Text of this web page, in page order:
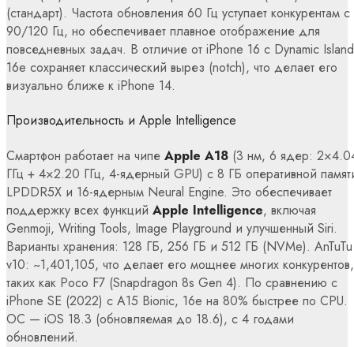
(стандарт). Частота обновления 60 Гц уступает конкурентам с
90/120 Гц, но обеспечивает плавное отображение для
повседневных задач. В отличие от iPhone 16 с Dynamic
16e сохраняет классический вырез (notch), что делает его
визуально ближе к iPhone 14.
Производительность и Apple Intelligence
Смартфон работает на чипе Apple A18 (3 нм, 6 ядер:
ГГц + 4×2.20 ГГц, 4-ядерный GPU) с 8 ГБ оперативной
LPDDR5X и 16-ядерным Neural Engine. Это обеспечивает
поддержку всех функций Apple Intelligence, включая
Genmoji, Writing Tools, Image Playground и улучшенный Siri.
Варианты хранения: 128 ГБ, 256 ГБ и 512 ГБ (NVMe). AnTuTu
v10: ~1,401,105, что делает его мощнее многих конкурентов,
таких как Poco F7 (Snapdragon 8s Gen 4). По сравнению с
iPhone SE (2022) с A15 Bionic, 16e на 80% быстрее по CPU.
ОС — iOS 18.3 (обновляемая до 18.6), с 4 годами
обновлений.